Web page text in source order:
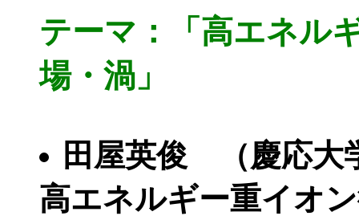
テーマ：「高エネル
場・渦」
田屋英俊 （慶応大
高エネルギー重イオ